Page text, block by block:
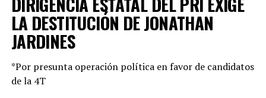
agradeció el respaldo de ambas dirigencias y aseguró que
participará con total entrega en una campaña de
propuestas y cercanía: “Vamos a salir con todo el
corazón por Lerdo, con un equipo que ama esta tierra y
que tiene claro cómo hacer las cosas bien”.
señaló.
También destacó el trabajo del equipo AMA,
conformado por psicólogos especialistas en
intervención en crisis, quienes, cuando es necesario,
acuden directamente al lugar donde se encuentra la
LA DESTITUCIÓN DE JONATHAN
JARDINES
*Por presunta operación política en favor de candidatos
de la 4T